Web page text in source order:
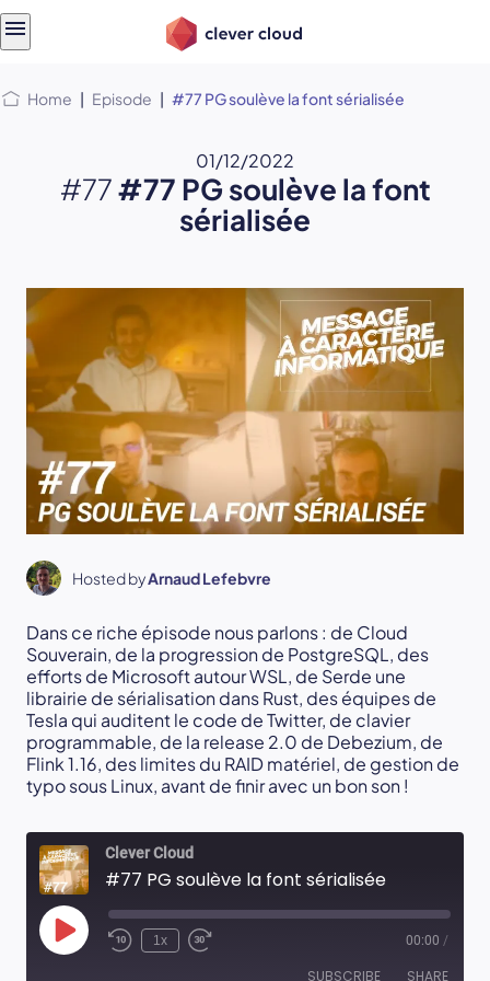
Home | Episode | #77 PG soulève la font sérialisée
01/12/2022
#77#77 PG soulève la font
sérialisée
Hosted byArnaud Lefebvre
Dans ce riche épisode nous parlons : de Cloud
Souverain, de la progression de PostgreSQL, des
efforts de Microsoft autour WSL, de Serde une
librairie de sérialisation dans Rust, des équipes de
Tesla qui auditent le code de Twitter, de clavier
programmable, de la release 2.0 de Debezium, de
Flink 1.16, des limites du RAID matériel, de gestion de
typo sous Linux, avant de finir avec un bon son !
Clever Cloud
#77 PG soulève la font sérialisée
Play
Episode
1x 00:00 /
SUBSCRIBE SHARE